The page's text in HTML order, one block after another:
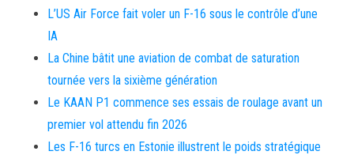
L’US Air Force fait voler un F-16 sous le contrôle d’une
IA
La Chine bâtit une aviation de combat de saturation
tournée vers la sixième génération
Le KAAN P1 commence ses essais de roulage avant un
premier vol attendu fin 2026
Les F-16 turcs en Estonie illustrent le poids stratégique